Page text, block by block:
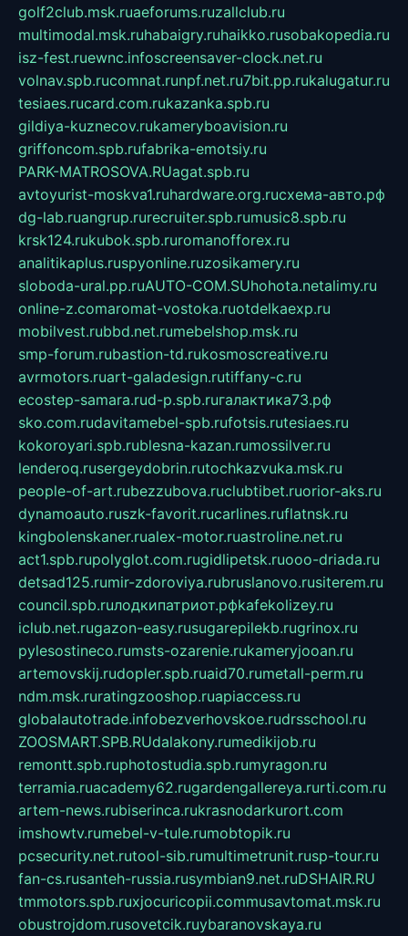
golf2club.msk.ruaeforums.ruzallclub.ru
multimodal.msk.ruhabaigry.ruhaikko.rusobakopedia.ru
isz-fest.ruewnc.infoscreensaver-clock.net.ru
volnav.spb.rucomnat.runpf.net.ru7bit.pp.rukalugatur.ru
tesiaes.rucard.com.rukazanka.spb.ru
gildiya-kuznecov.rukameryboavision.ru
griffoncom.spb.rufabrika-emotsiy.ru
PARK-MATROSOVA.RUagat.spb.ru
avtoyurist-moskva1.ruhardware.org.ruсхема-авто.рф
dg-lab.ruangrup.rurecruiter.spb.rumusic8.spb.ru
krsk124.rukubok.spb.ruromanofforex.ru
analitikaplus.ruspyonline.ruzosikamery.ru
sloboda-ural.pp.ruAUTO-COM.SUhohota.netalimy.ru
online-z.comaromat-vostoka.ruotdelkaexp.ru
mobilvest.rubbd.net.rumebelshop.msk.ru
smp-forum.rubastion-td.rukosmoscreative.ru
avrmotors.ruart-galadesign.rutiffany-c.ru
ecostep-samara.rud-p.spb.ruгалактика73.рф
sko.com.rudavitamebel-spb.rufotsis.rutesiaes.ru
kokoroyari.spb.rublesna-kazan.rumossilver.ru
lenderoq.rusergeydobrin.rutochkazvuka.msk.ru
people-of-art.rubezzubova.ruclubtibet.ruorior-aks.ru
dynamoauto.ruszk-favorit.rucarlines.ruflatnsk.ru
kingbolenskaner.rualex-motor.ruastroline.net.ru
act1.spb.rupolyglot.com.rugidlipetsk.ruooo-driada.ru
detsad125.rumir-zdoroviya.rubruslanovo.rusiterem.ru
council.spb.ruлодкипатриот.рфkafekolizey.ru
iclub.net.rugazon-easy.rusugarepilekb.rugrinox.ru
pylesostineco.rumsts-ozarenie.rukameryjooan.ru
artemovskij.rudopler.spb.ruaid70.rumetall-perm.ru
ndm.msk.ruratingzooshop.ruapiaccess.ru
globalautotrade.infobezverhovskoe.rudrsschool.ru
ZOOSMART.SPB.RUdalakony.rumedikijob.ru
remontt.spb.ruphotostudia.spb.rumyragon.ru
terramia.ruacademy62.rugardengallereya.rurti.com.ru
artem-news.rubiserinca.rukrasnodarkurort.com
imshowtv.rumebel-v-tule.rumobtopik.ru
pcsecurity.net.rutool-sib.rumultimetrunit.rusp-tour.ru
fan-cs.rusanteh-russia.rusymbian9.net.ruDSHAIR.RU
tmmotors.spb.ruxjocuricopii.commusavtomat.msk.ru
obustrojdom.rusovetcik.ruybaranovskaya.ru